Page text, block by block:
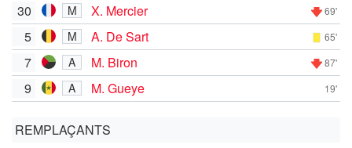
30 M X. Mercier 69'
5 M A. De Sart 65'
7 A M. Biron 87'
9 A M. Gueye 19'
REMPLAÇANTS